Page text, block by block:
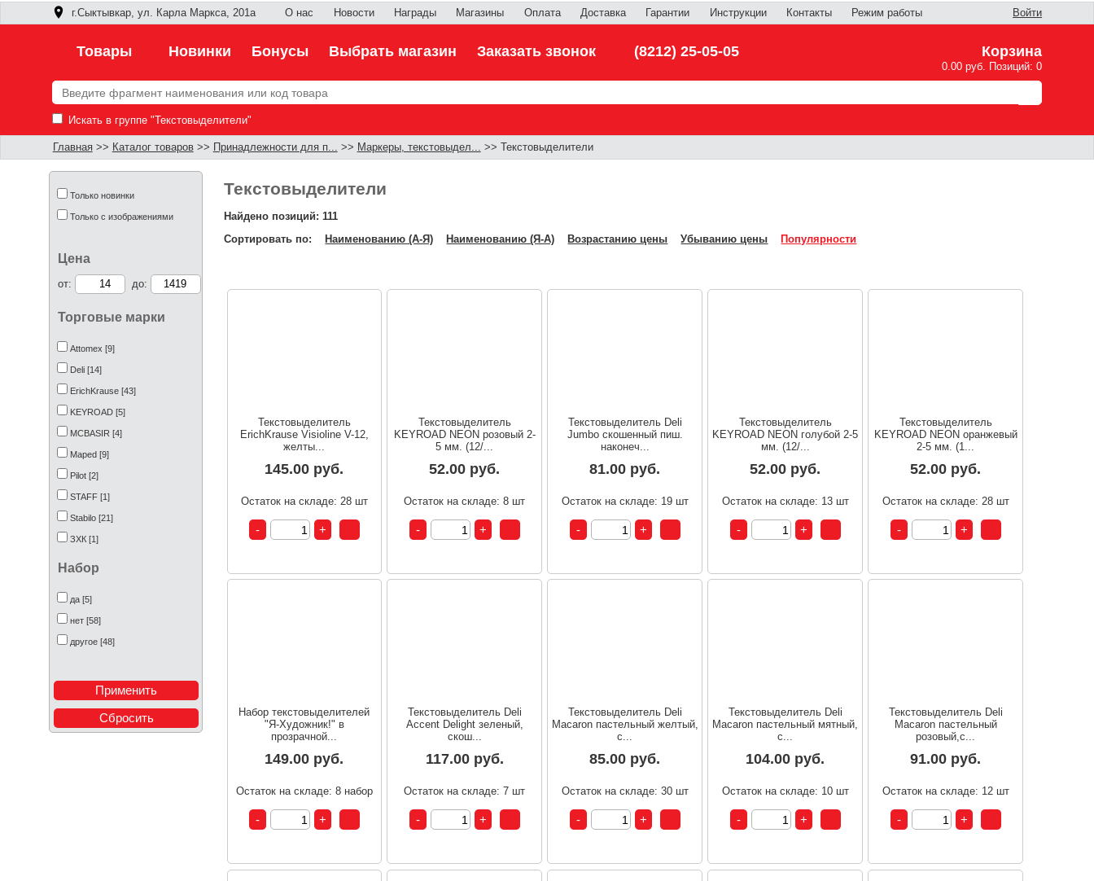
г.Сыктывкар, ул. Карла Маркса, 201а О нас Новости Награды Магазины Оплата Доставка Гарантии Инструкции Контакты Режим работы Войти
Товары Новинки Бонусы Выбрать магазин Заказать звонок (8212) 25-05-05 Корзина
0.00 руб. Позиций: 0
Искать в группе "Текстовыделители"
Главная>> Каталог товаров>> Принадлежности для п... >> Маркеры, текстовыдел... >> Текстовыделители
Только новинки
Только с изображениями
Цена
от: до:
Торговые марки
Attomex [9]
Deli [14]
ErichKrause [43]
KEYROAD [5]
MCBASIR [4]
Maped [9]
Pilot [2]
STAFF [1]
Stabilo [21]
ЗХК [1]
Набор
да [5]
нет [58]
другое [48]
Текстовыделители
Найдено позиций: 111
Сортировать по:Наименованию (А-Я) Наименованию (Я-А) Возрастанию цены Убыванию цены Популярности
Текстовыделитель
ErichKrause Visioline V-12,
желты...
145.00 руб.
Остаток на складе: 28 шт
Текстовыделитель
KEYROAD NEON розовый 2-
5 мм. (12/...
52.00 руб.
Остаток на складе: 8 шт
Текстовыделитель Deli
Jumbo скошенный пиш.
наконеч...
81.00 руб.
Остаток на складе: 19 шт
Текстовыделитель
KEYROAD NEON голубой 2-5
мм. (12/...
52.00 руб.
Остаток на складе: 13 шт
Текстовыделитель
KEYROAD NEON оранжевый
2-5 мм. (1...
52.00 руб.
Остаток на складе: 28 шт
Набор текстовыделителей
"Я-Художник!" в
прозрачной...
149.00 руб.
Остаток на складе: 8 набор
Текстовыделитель Deli
Accent Delight зеленый,
скош...
117.00 руб.
Остаток на складе: 7 шт
Текстовыделитель Deli
Macaron пастельный желтый,
с...
85.00 руб.
Остаток на складе: 30 шт
Текстовыделитель Deli
Macaron пастельный мятный,
с...
104.00 руб.
Остаток на складе: 10 шт
Текстовыделитель Deli
Macaron пастельный
розовый,с...
91.00 руб.
Остаток на складе: 12 шт